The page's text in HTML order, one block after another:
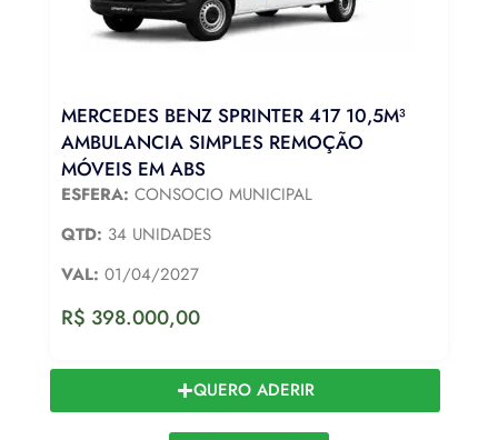
MERCEDES BENZ SPRINTER 417 10,5M³
AMBULANCIA SIMPLES REMOÇÃO
MÓVEIS EM ABS
ESFERA: CONSOCIO MUNICIPAL
QTD: 34 UNIDADES
VAL: 01/04/2027
R$ 398.000,00
QUERO ADERIR